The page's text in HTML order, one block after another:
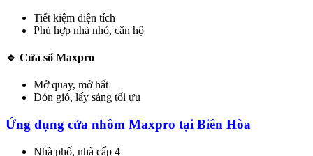
Tiết kiệm diện tích
Phù hợp nhà nhỏ, căn hộ
🔹 Cửa sổ Maxpro
Mở quay, mở hất
Đón gió, lấy sáng tối ưu
Ứng dụng cửa nhôm Maxpro tại Biên Hòa
Nhà phố, nhà cấp 4